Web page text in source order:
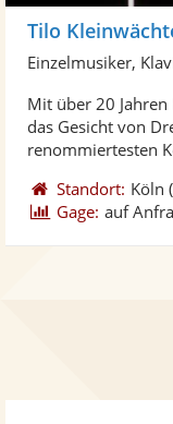
Tilo
Einzelmusiker,
Mit über 20
das Gesicht von
renommiertesten
Standort: Köln
Gage: auf